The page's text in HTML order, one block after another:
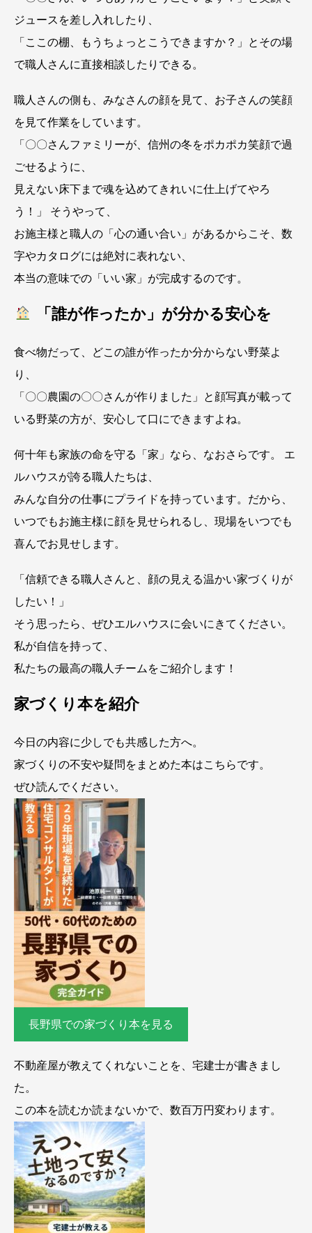
ジュースを差し入れしたり、
「ここの棚、もうちょっとこうできますか？」とその場
で職人さんに直接相談したりできる。
職人さんの側も、みなさんの顔を見て、お子さんの笑顔
を見て作業をしています。
「〇〇さんファミリーが、信州の冬をポカポカ笑顔で過
ごせるように、
見えない床下まで魂を込めてきれいに仕上げてやろ
う！」 そうやって、
お施主様と職人の「心の通い合い」があるからこそ、数
字やカタログには絶対に表れない、
本当の意味での「いい家」が完成するのです。
「誰が作ったか」が分かる安心を
食べ物だって、どこの誰が作ったか分からない野菜よ
り、
「〇〇農園の〇〇さんが作りました」と顔写真が載って
いる野菜の方が、安心して口にできますよね。
何十年も家族の命を守る「家」なら、なおさらです。 エ
ルハウスが誇る職人たちは、
みんな自分の仕事にプライドを持っています。だから、
いつでもお施主様に顔を見せられるし、現場をいつでも
喜んでお見せします。
「信頼できる職人さんと、顔の見える温かい家づくりが
したい！」
そう思ったら、ぜひエルハウスに会いにきてください。
私が自信を持って、
私たちの最高の職人チームをご紹介します！
家づくり本を紹介
今日の内容に少しでも共感した方へ。
家づくりの不安や疑問をまとめた本はこちらです。
ぜひ読んでください。
長野県での家づくり本を見る
不動産屋が教えてくれないことを、宅建士が書きまし
た。
この本を読むか読まないかで、数百万円変わります。